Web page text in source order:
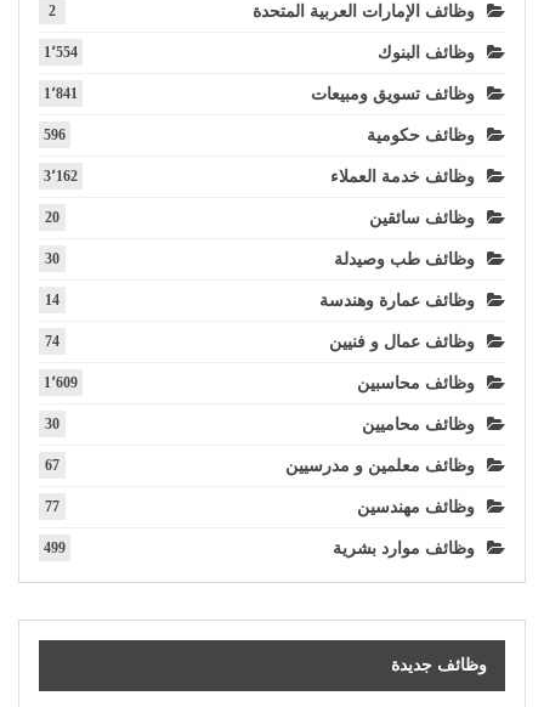
وظائف الإمارات العربية المتحدة 2
وظائف البنوك 1٬554
وظائف تسويق ومبيعات 1٬841
وظائف حكومية 596
وظائف خدمة العملاء 3٬162
وظائف سائقين 20
وظائف طب وصيدلة 30
وظائف عمارة وهندسة 14
وظائف عمال و فنيين 74
وظائف محاسبين 1٬609
وظائف محاميين 30
وظائف معلمين و مدرسيين 67
وظائف مهندسين 77
وظائف موارد بشرية 499
وظائف جديدة